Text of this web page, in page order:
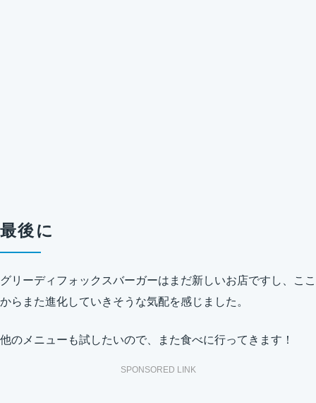
最後に
グリーディフォックスバーガーはまだ新しいお店ですし、ここ
からまた進化していきそうな気配を感じました。
他のメニューも試したいので、また食べに行ってきます！
SPONSORED LINK